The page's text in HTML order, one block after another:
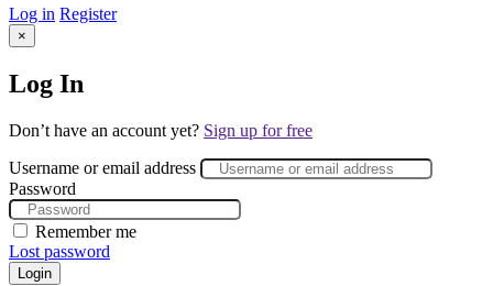
Log in Register
×
Log In
Don’t have an account yet? Sign up for free
Username or email address
Password
Remember me
Lost password
Login